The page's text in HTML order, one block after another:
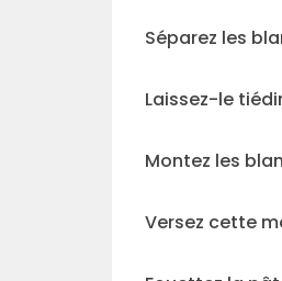
Séparez les
Laissez-le
Montez les
Versez cette